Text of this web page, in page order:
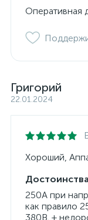
Оперативная
Григорий
22.01.2024
Хороший,
250А при
как правило
380В. +